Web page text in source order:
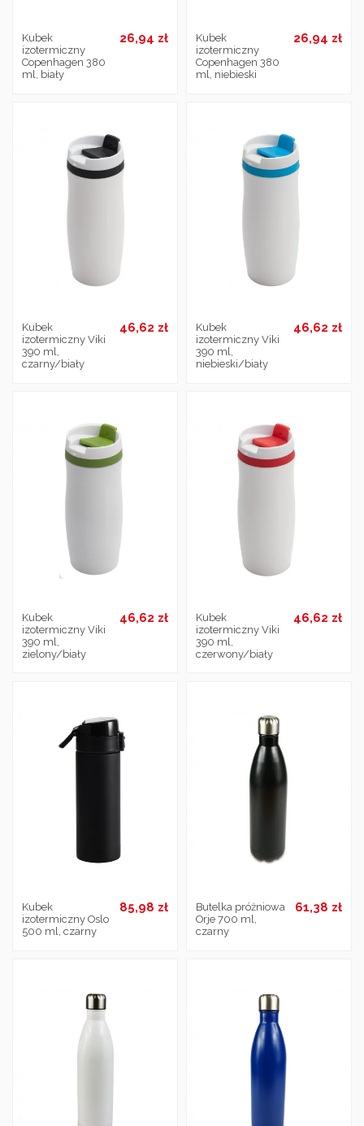
Kubek
izotermiczny
Copenhagen 380
ml, biały
26,94 zł
Kubek
izotermiczny
Copenhagen 380
ml, niebieski
26,94 zł
Kubek
izotermiczny Viki
390 ml,
czarny/biały
46,62 zł
Kubek
izotermiczny Viki
390 ml,
niebieski/biały
46,62 zł
Kubek
izotermiczny Viki
390 ml,
zielony/biały
46,62 zł
Kubek
izotermiczny Viki
390 ml,
czerwony/biały
46,62 zł
Kubek
izotermiczny Oslo
500 ml, czarny
85,98 zł
Butelka próżniowa
Orje 700 ml,
czarny
61,38 zł